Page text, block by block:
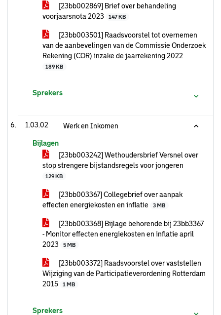
[23bb002869] Brief over behandeling
voorjaarsnota 2023
147 KB
[23bb003501] Raadsvoorstel tot overnemen
van de aanbevelingen van de Commissie Onderzoek
Rekening (COR) inzake de jaarrekening 2022
189 KB
Sprekers
1.03.02 Werk en Inkomen
Bijlagen
[23bb003242] Wethoudersbrief Versnel over
stop strengere bijstandsregels voor jongeren
129 KB
[23bb003367] Collegebrief over aanpak
effecten energiekosten en inflatie
3 MB
[23bb003368] Bijlage behorende bij 23bb3367
- Monitor effecten energiekosten en inflatie april
2023
5 MB
[23bb003372] Raadsvoorstel over vaststellen
Wijziging van de Participatieverordening Rotterdam
2015
1 MB
Sprekers